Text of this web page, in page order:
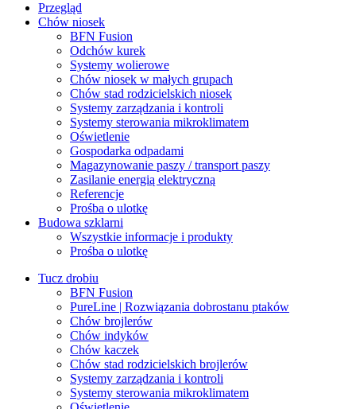
Przegląd
Chów niosek
BFN Fusion
Odchów kurek
Systemy wolierowe
Chów niosek w małych grupach
Chów stad rodzicielskich niosek
Systemy zarządzania i kontroli
Systemy sterowania mikroklimatem
Oświetlenie
Gospodarka odpadami
Magazynowanie paszy / transport paszy
Zasilanie energią elektryczną
Referencje
Prośba o ulotkę
Budowa szklarni
Wszystkie informacje i produkty
Prośba o ulotkę
Tucz drobiu
BFN Fusion
PureLine | Rozwiązania dobrostanu ptaków
Chów brojlerów
Chów indyków
Chów kaczek
Chów stad rodzicielskich brojlerów
Systemy zarządzania i kontroli
Systemy sterowania mikroklimatem